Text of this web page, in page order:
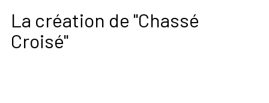
La création de "Chassé
Croisé"